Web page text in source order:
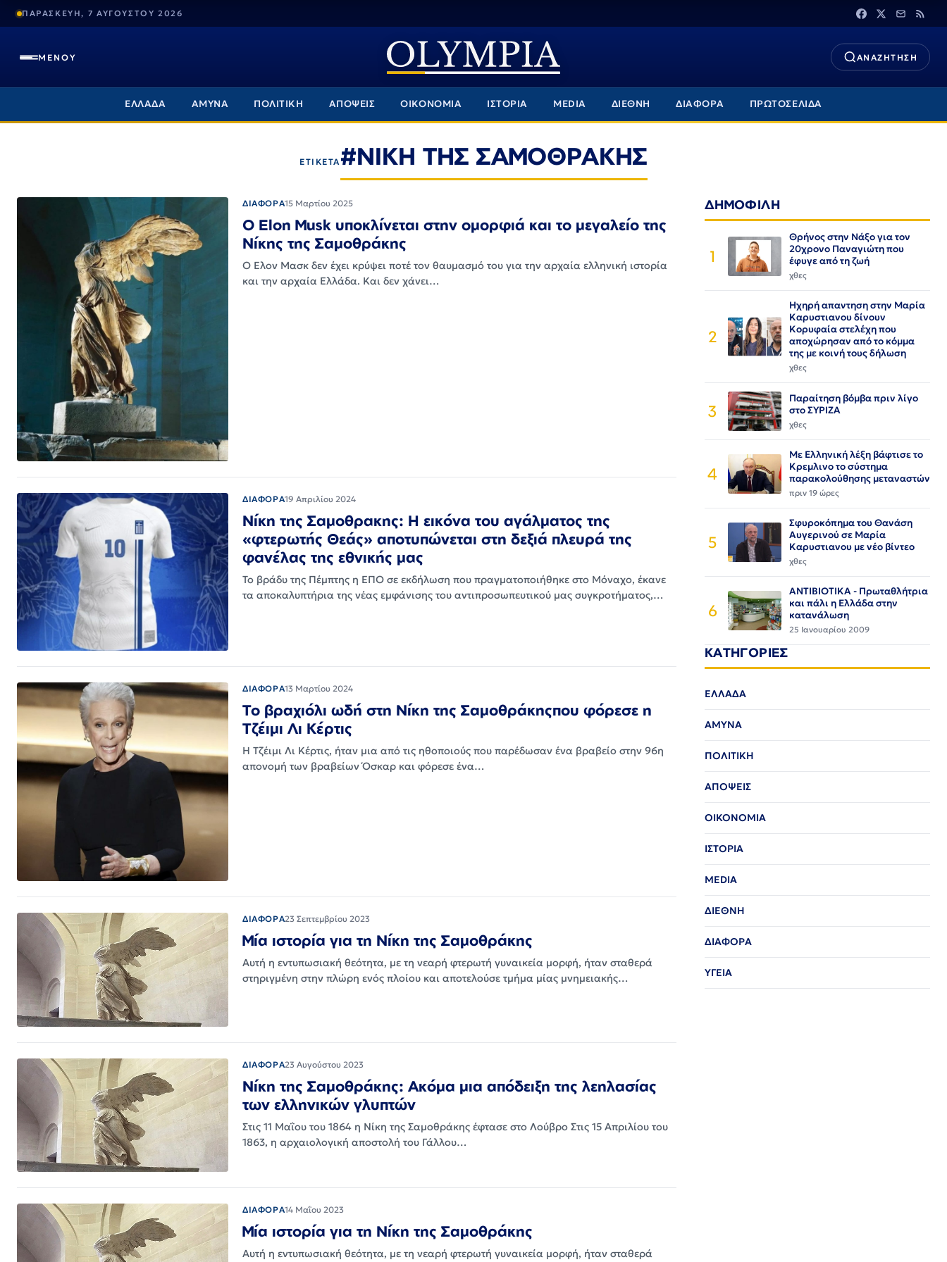
ΠΑΡΑΣΚΕΥΗ, 7 ΑΥΓΟΥΣΤΟΥ 2026
ΜΕΝΟΥ ΑΝΑΖΗΤΗΣΗ
ΕΛΛΑΔΑ ΑΜΥΝΑ ΠΟΛΙΤΙΚΗ ΑΠΟΨΕΙΣ ΟΙΚΟΝΟΜΙΑ ΙΣΤΟΡΙΑ MEDIA ΔΙΕΘΝΗ ΔΙΑΦΟΡΑ ΠΡΩΤΟΣΕΛΙΔΑ
ΕΤΙΚΕΤΑ#ΝΙΚΗ ΤΗΣ ΣΑΜΟΘΡΑΚΗΣ
ΔΙΑΦΟΡΑ15 Μαρτίου 2025
Ο Elon Musk υποκλίνεται στην ομορφιά και το μεγαλείο της
Νίκης της Σαμοθράκης
Ο Ελον Μασκ δεν έχει κρύψει ποτέ τον θαυμασμό του για την αρχαία ελληνική ιστορία
και την αρχαία Ελλάδα. Και δεν χάνει…
ΔΙΑΦΟΡΑ19 Απριλίου 2024
Νίκη της Σαμοθρακης: Η εικόνα του αγάλματος της
«φτερωτής Θεάς» αποτυπώνεται στη δεξιά πλευρά της
φανέλας της εθνικής μας
Το βράδυ της Πέμπτης η ΕΠΟ σε εκδήλωση που πραγματοποιήθηκε στο Μόναχο, έκανε
τα αποκαλυπτήρια της νέας εμφάνισης του αντιπροσωπευτικού μας συγκροτήματος,…
ΔΙΑΦΟΡΑ13 Μαρτίου 2024
Το βραχιόλι ωδή στη Νίκη της Σαμοθράκηςπου φόρεσε η
Τζέιμι Λι Κέρτις
Η Τζέιμι Λι Κέρτις, ήταν μια από τις ηθοποιούς που παρέδωσαν ένα βραβείο στην 96η
απονομή των βραβείων Όσκαρ και φόρεσε ένα…
ΔΙΑΦΟΡΑ23 Σεπτεμβρίου 2023
Μία ιστορία για τη Νίκη της Σαμοθράκης
Αυτή η εντυπωσιακή θεότητα, με τη νεαρή φτερωτή γυναικεία μορφή, ήταν σταθερά
στηριγμένη στην πλώρη ενός πλοίου και αποτελούσε τμήμα μίας μνημειακής…
ΔΙΑΦΟΡΑ23 Αυγούστου 2023
Νίκη της Σαμοθράκης: Ακόμα μια απόδειξη της λεηλασίας
των ελληνικών γλυπτών
Στις 11 Μαΐου του 1864 η Νίκη της Σαμοθράκης έφτασε στο Λούβρο Στις 15 Απριλίου του
1863, η αρχαιολογική αποστολή του Γάλλου…
ΔΙΑΦΟΡΑ14 Μαΐου 2023
Μία ιστορία για τη Νίκη της Σαμοθράκης
Αυτή η εντυπωσιακή θεότητα, με τη νεαρή φτερωτή γυναικεία μορφή, ήταν σταθερά
ΔΗΜΟΦΙΛΗ
1
Θρήνος στην Νάξο για τον
20χρονο Παναγιώτη που
έφυγε από τη ζωή
χθες
2
Ηχηρή απαντηση στην Μαρία
Καρυστιανου δίνουν
Κορυφαία στελέχη που
αποχώρησαν από το κόμμα
της με κοινή τους δήλωση
χθες
3
Παραίτηση βόμβα πριν λίγο
στο ΣΥΡΙΖΑ
χθες
4
Με Ελληνική λέξη βάφτισε το
Κρεμλινο το σύστημα
παρακολούθησης μεταναστών
πριν 19 ώρες
5
Σφυροκόπημα του Θανάση
Αυγερινού σε Μαρία
Καρυστιανου με νέο βίντεο
χθες
6
ΑΝΤΙΒΙΟΤΙΚΑ - Πρωταθλήτρια
και πάλι η Ελλάδα στην
κατανάλωση
25 Ιανουαρίου 2009
ΚΑΤΗΓΟΡΙΕΣ
ΕΛΛΑΔΑ
ΑΜΥΝΑ
ΠΟΛΙΤΙΚΗ
ΑΠΟΨΕΙΣ
ΟΙΚΟΝΟΜΙΑ
ΙΣΤΟΡΙΑ
MEDIA
ΔΙΕΘΝΗ
ΔΙΑΦΟΡΑ
ΥΓΕΙΑ